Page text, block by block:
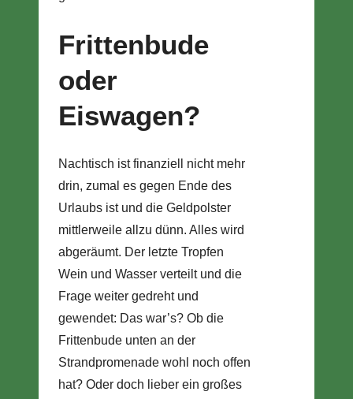
Frittenbude
oder
Eiswagen?
Nachtisch ist finanziell nicht mehr
drin, zumal es gegen Ende des
Urlaubs ist und die Geldpolster
mittlerweile allzu dünn. Alles wird
abgeräumt. Der letzte Tropfen
Wein und Wasser verteilt und die
Frage weiter gedreht und
gewendet: Das war’s? Ob die
Frittenbude unten an der
Strandpromenade wohl noch offen
hat? Oder doch lieber ein großes